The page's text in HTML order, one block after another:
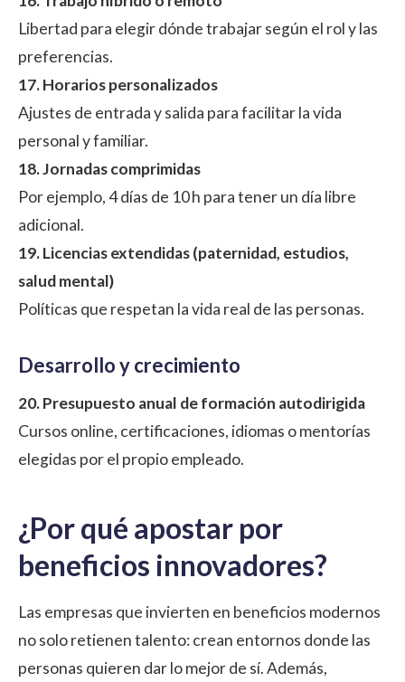
Libertad para elegir dónde trabajar según el rol y las
preferencias.
17. Horarios personalizados
Ajustes de entrada y salida para facilitar la vida
personal y familiar.
18. Jornadas comprimidas
Por ejemplo, 4 días de 10 h para tener un día libre
adicional.
19. Licencias extendidas (paternidad, estudios,
salud mental)
Políticas que respetan la vida real de las personas.
Desarrollo y crecimiento
20. Presupuesto anual de formación autodirigida
Cursos online, certificaciones, idiomas o mentorías
elegidas por el propio empleado.
¿Por qué apostar por
beneficios innovadores?
Las empresas que invierten en beneficios modernos
no solo retienen talento: crean entornos donde las
personas quieren dar lo mejor de sí. Además,